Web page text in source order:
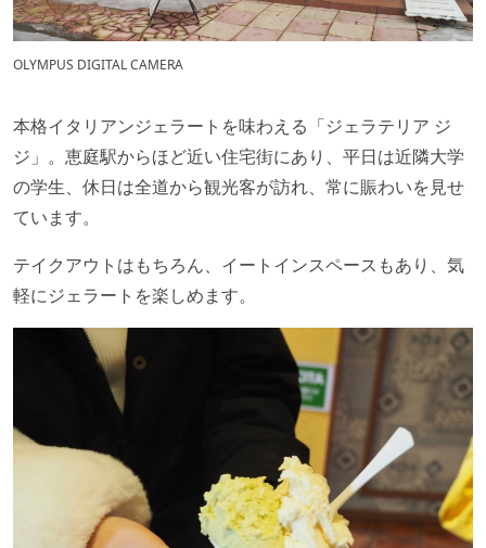
OLYMPUS DIGITAL CAMERA
本格イタリアンジェラートを味わえる「ジェラテリア ジ
ジ」。恵庭駅からほど近い住宅街にあり、平日は近隣大学
の学生、休日は全道から観光客が訪れ、常に賑わいを見せ
ています。
テイクアウトはもちろん、イートインスペースもあり、気
軽にジェラートを楽しめます。